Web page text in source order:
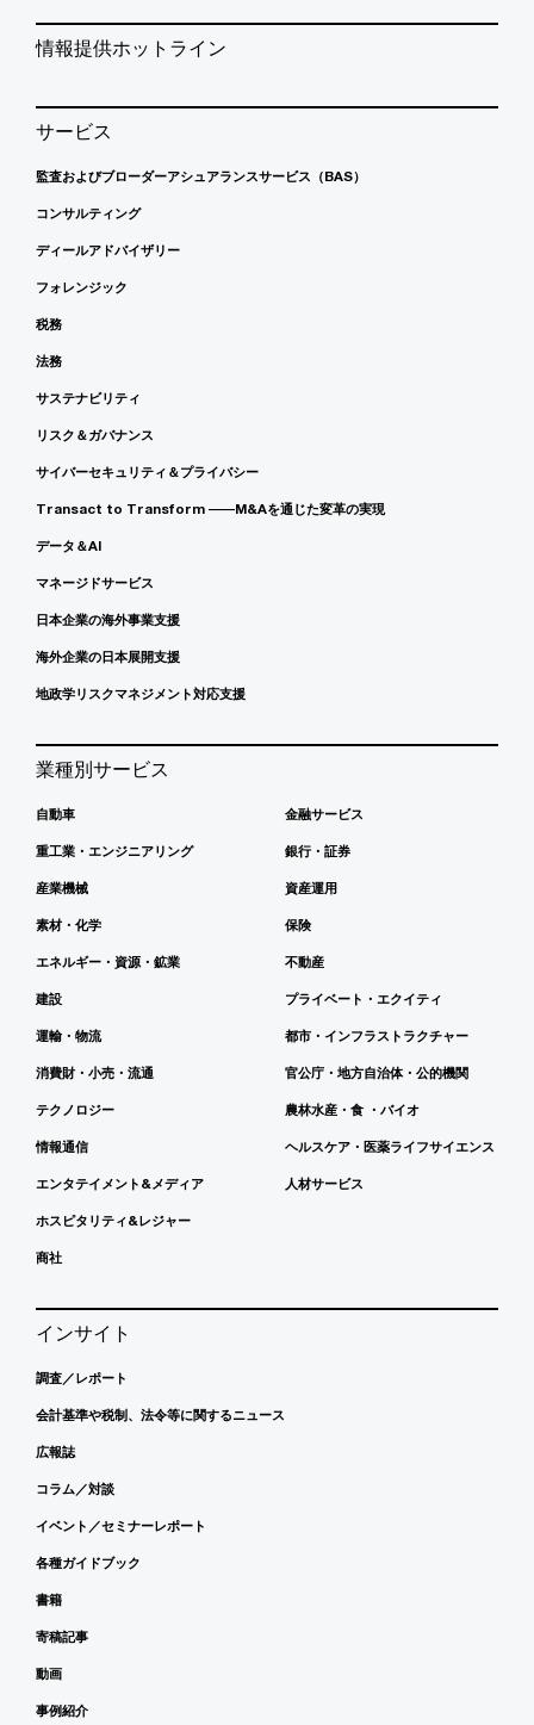
情報提供ホットライン
サービス
監査およびブローダーアシュアランスサービス（BAS）
コンサルティング
ディールアドバイザリー
フォレンジック
税務
法務
サステナビリティ
リスク＆ガバナンス
サイバーセキュリティ＆プライバシー
Transact to Transform ――M&Aを通じた変革の実現
データ＆AI
マネージドサービス
日本企業の海外事業支援
海外企業の日本展開支援
地政学リスクマネジメント対応支援
業種別サービス
自動車
重工業・エンジニアリング
産業機械
素材・化学
エネルギー・資源・鉱業
建設
運輸・物流
消費財・小売・流通
テクノロジー
情報通信
エンタテイメント&メディア
ホスピタリティ&レジャー
商社
金融サービス
銀行・証券
資産運用
保険
不動産
プライベート・エクイティ
都市・インフラストラクチャー
官公庁・地方自治体・公的機関
農林水産・食 ・バイオ
ヘルスケア・医薬ライフサイエンス
人材サービス
インサイト
調査／レポート
会計基準や税制、法令等に関するニュース
広報誌
コラム／対談
イベント／セミナーレポート
各種ガイドブック
書籍
寄稿記事
動画
事例紹介